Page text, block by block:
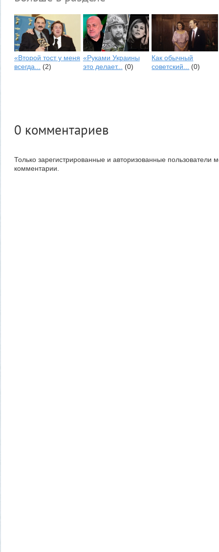
«Второй тост у меня
всегда... (2)
«Руками Украины
это делает... (0)
Как обычный
советский... (0)
0 комментариев
Только зарегистрированные и авторизованные пользователи
комментарии.